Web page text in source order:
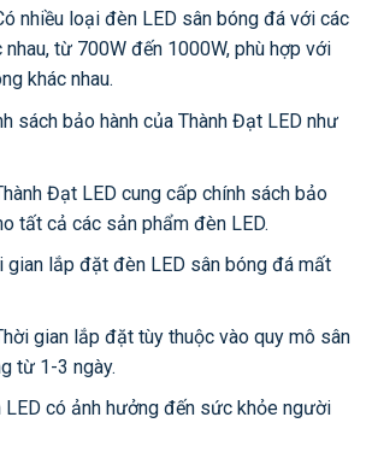
nhiều loại đèn LED sân bóng đá với các
từ 700W đến 1000W, phù hợp với
khác nhau.
sách bảo hành của Thành Đạt LED như
Đạt LED cung cấp chính sách bảo
tất cả các sản phẩm đèn LED.
gian lắp đặt đèn LED sân bóng đá mất
gian lắp đặt tùy thuộc vào quy mô sân
từ 1-3 ngày.
có ảnh hưởng đến sức khỏe người